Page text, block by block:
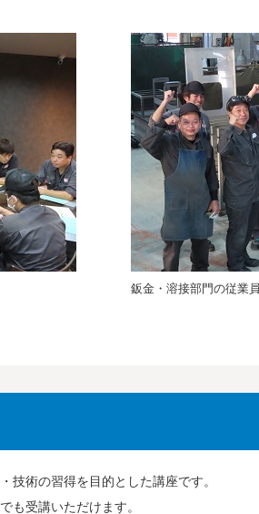
鈑金・溶接部門の従業
技術の習得を目的とした講座です。
も受講いただけます。